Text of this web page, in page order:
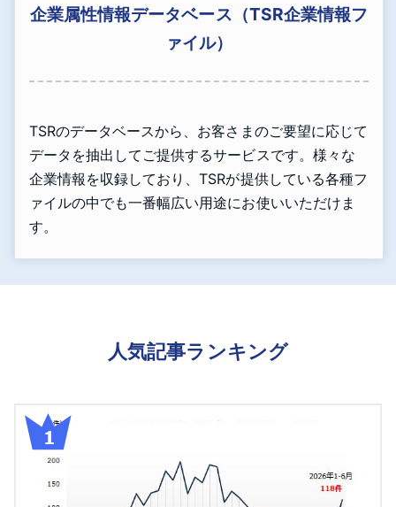
企業属性情報データベース（TSR企業情報フ
ァイル）
TSRのデータベースから、お客さまのご要望に応じて
データを抽出してご提供するサービスです。様々な
企業情報を収録しており、TSRが提供している各種フ
ァイルの中でも一番幅広い用途にお使いいただけま
す。
人気記事ランキング